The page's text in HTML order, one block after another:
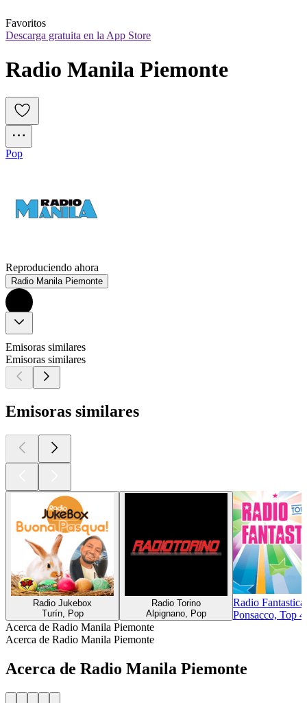
Favoritos
Descarga gratuita en la App Store
Radio Manila Piemonte
Pop
Reproduciendo ahora
Radio Manila Piemonte
Emisoras similares
Emisoras similares
Emisoras similares
Radio Jukebox
Turín, Pop
Radio Torino
Alpignano, Pop
Radio Fantastica
Ponsacco, Top
Acerca de Radio Manila Piemonte
Acerca de Radio Manila Piemonte
Acerca de Radio Manila Piemonte